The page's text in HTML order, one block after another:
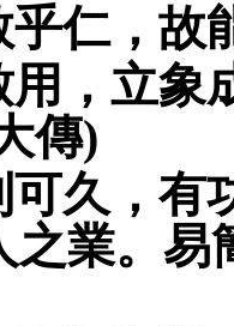
乎仁，故
用，立象
傳)
可久，有
之業。易